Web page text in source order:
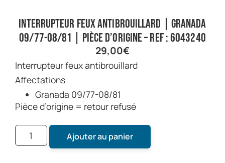
Interrupteur feux antibrouillard | Granada
09/77-08/81 | Pièce d’origine – Ref : 6043240
29,00€
Interrupteur feux antibrouillard
Affectations
Granada 09/77-08/81
Pièce d’origine = retour refusé
Ajouter au panier